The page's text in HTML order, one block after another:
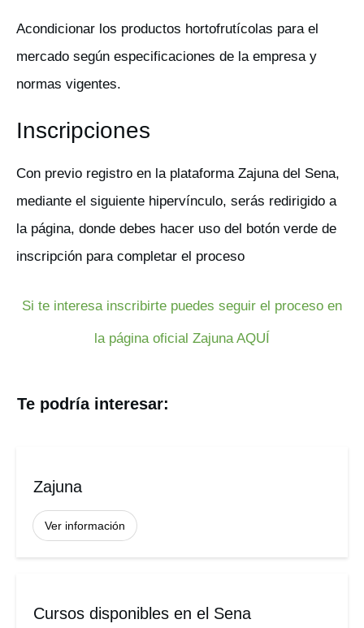
Acondicionar los productos hortofrutícolas para el
mercado según especificaciones de la empresa y
normas vigentes.
Inscripciones
Con previo registro en la plataforma Zajuna del Sena,
mediante el siguiente hipervínculo, serás redirigido a
la página, donde debes hacer uso del botón verde de
inscripción para completar el proceso
Si te interesa inscribirte puedes seguir el proceso en
la página oficial Zajuna AQUÍ
Te podría interesar:
Zajuna
Ver información
Cursos disponibles en el Sena